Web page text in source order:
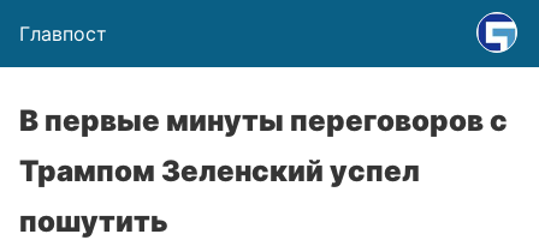
Главпост
В первые минуты переговоров с
Трампом Зеленский успел
пошутить